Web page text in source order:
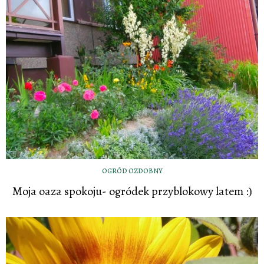
OGRÓD OZDOBNY
Moja oaza spokoju- ogródek przyblokowy latem :)